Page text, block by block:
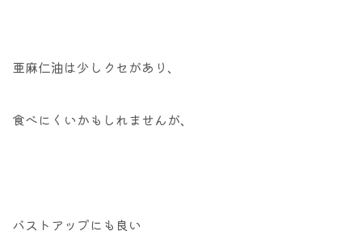
亜麻仁油は少しクセがあり、
食べにくいかもしれませんが、
バストアップにも良い